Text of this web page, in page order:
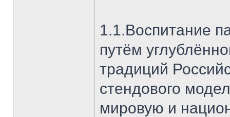
1.1.Воспитание
путём
традиций
стендового
мировую и